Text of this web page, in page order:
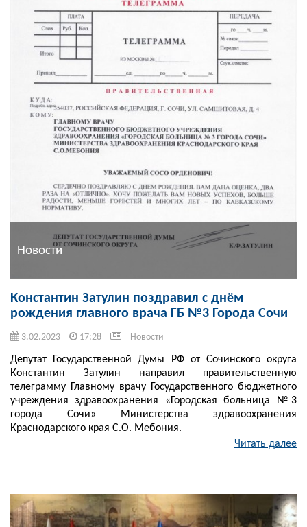
Новости
Константин Затулин поздравил с днём
рождения главного врача ГБ №3 Города Сочи
3.02.2023 17:28 Новости
Депутат Государственной Думы РФ от Сочинского округа
Константин Затулин направил правительственную
телеграмму Главному врачу Государственного бюджетного
учреждения здравоохранения «Городская больница №3
города Сочи» Министерства здравоохранения
Краснодарского края С.О. Мебония.
Читать далее